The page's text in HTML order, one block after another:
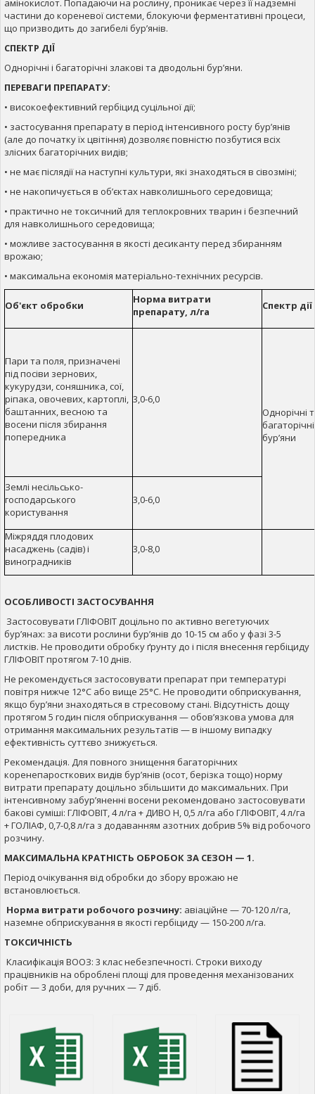
амінокислот. Попадаючи на рослину, проникає через її надземні
частини до кореневої системи, блокуючи ферментативні процеси,
що призводить до загибелі бур’янів.
СПЕКТР ДІЇ
Однорічні і багаторічні злакові та дводольні бур’яни.
ПЕРЕВАГИ ПРЕПАРАТУ:
• високоефективний гербіцид суцільної дії;
• застосування препарату в період інтенсивного росту бур’янів
(але до початку їх цвітіння) дозволяє повністю позбутися всіх
злісних багаторічних видів;
• не має післядії на наступні культури, які знаходяться в сівозміні;
• не накопичується в об’єктах навколишнього середовища;
• практично не токсичний для теплокровних тварин і безпечний
для навколишнього середовища;
• можливе застосування в якості десиканту перед збиранням
врожаю;
• максимальна економія матеріально-технічних ресурсів.
Об'єкт обробки
Норма витрати
препарату, л/га
Спектр дії
Пари та поля, призначені
під посіви зернових,
кукурудзи, соняшника, сої,
ріпака, овочевих, картоплі,
баштанних, весною та
восени після збирання
попередника
3,0-6,0
Однорічні
багаторічні
бур’яни
Землі несільсько-
господарського
користування
3,0-6,0
Міжряддя плодових
насаджень (садів) і
виноградників
3,0-8,0
ОСОБЛИВОСТІ ЗАСТОСУВАННЯ
Застосовувати ГЛІФОВІТ доцільно по активно вегетуючих
бур’янах: за висоти рослини бур’янів до 10-15 см або у фазі 3-5
листків. Не проводити обробку ґрунту до і після внесення гербіциду
ГЛІФОВІТ протягом 7-10 днів.
Не рекомендується застосовувати препарат при температурі
повітря нижче 12°С або вище 25°С. Не проводити обприскування,
якщо бур’яни знаходяться в стресовому стані. Відсутність дощу
протягом 5 годин після обприскування — обов’язкова умова для
отримання максимальних результатів — в іншому випадку
ефективність суттєво знижується.
Рекомендація. Для повного знищення багаторічних
коренепаросткових видів бур’янів (осот, берізка тощо) норму
витрати препарату доцільно збільшити до максимальних. При
інтенсивному забур’яненні восени рекомендовано застосовувати
бакові суміші: ГЛІФОВІТ, 4 л/га + ДИВО Н, 0,5 л/га або ГЛІФОВІТ, 4 л/га
+ ГОЛІАФ, 0,7-0,8 л/га з додаванням азотних добрив 5% від робочого
розчину.
МАКСИМАЛЬНА КРАТНІСТЬ ОБРОБОК ЗА СЕЗОН — 1.
Період очікування від обробки до збору врожаю не
встановлюється.
Норма витрати робочого розчину: авіаційне — 70-120 л/га,
наземне обприскування в якості гербіциду — 150-200 л/га.
ТОКСИЧНІСТЬ
Класифікація ВООЗ: 3 клас небезпечності. Строки виходу
працівників на оброблені площі для проведення механізованих
робіт — 3 доби, для ручних — 7 діб.